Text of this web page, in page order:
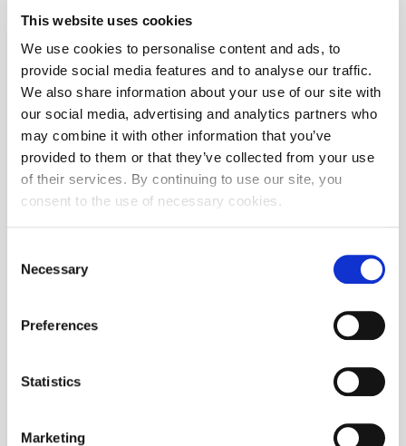
This website uses cookies
We use cookies to personalise content and ads, to
provide social media features and to analyse our traffic.
We also share information about your use of our site with
our social media, advertising and analytics partners who
may combine it with other information that you’ve
provided to them or that they’ve collected from your use
of their services. By continuing to use our site, you
consent to the use of necessary cookies.
Selection
Necessary
Preferences
Statistics
Marketing
Profili turističkih kompanija
Saznaj više